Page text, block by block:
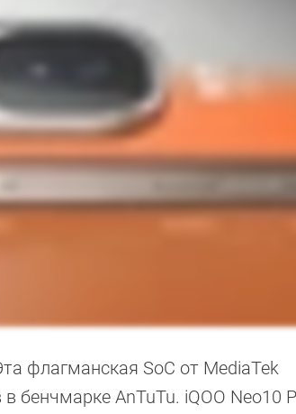
флагманская SoC от MediaTek
бенчмарке AnTuTu. iQOO Neo10